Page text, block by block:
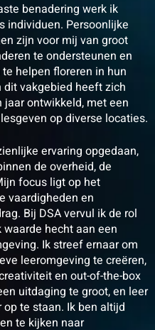
benadering werk ik
individuen. Persoonlijke
zijn voor mij van groot
te ondersteunen en
helpen floreren in hun
vakgebied heeft zich
ontwikkeld, met een
op diverse locaties.
ervaring opgedaan,
de overheid, de
focus ligt op het
vaardigheden en
Bij DSA vervul ik de rol
hecht aan een
Ik streef ernaar om
leeromgeving te creëren,
en out-of-the-box
uitdaging te groot, en leer
te staan. Ik ben altijd
te kijken naar